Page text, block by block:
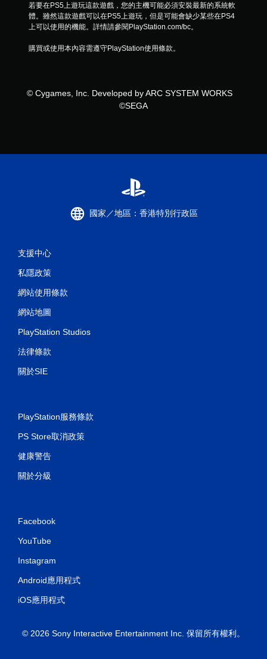
若要在PS5上遊玩這款遊戲，您的主機可能必須安裝最新的系統軟
體。雖然這款遊戲可以在PS5上遊玩，但是可能會缺少某些在PS4
上可以使用的機能。詳情請參閱PlayStation.com/bc。
購買或使用本內容需遵守PlayStation使用條款。
© Cygames, Inc. Developed by ARC SYSTEM WORKS
©SEGA
國家／地區：香港特別行政區
支援中心
私隱政策
網站使用條款
網站地圖
PlayStation Studios
法律條款
關於SIE
PlayStation服務條款
PS Store取消政策
健康警告
關於分級
Facebook
YouTube
Instagram
Android應用程式
iOS應用程式
© 2026 Sony Interactive Entertainment Inc. 保留所有權利。